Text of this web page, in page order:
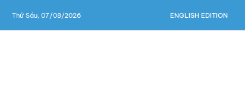
Thứ Sáu, 07/08/2026 ENGLISH EDITION